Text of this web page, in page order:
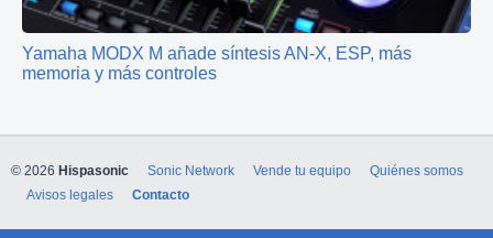
Yamaha MODX M añade síntesis AN-X, ESP, más
memoria y más controles
© 2026 Hispasonic Sonic Network Vende tu equipo
Quiénes somos
Avisos legales
Contacto